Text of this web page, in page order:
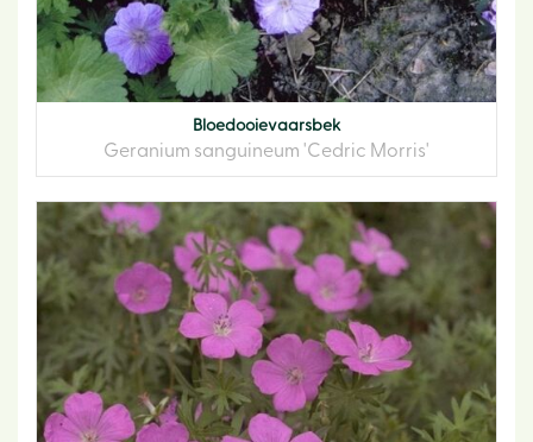
Bloedooievaarsbek
Geranium sanguineum 'Cedric Morris'